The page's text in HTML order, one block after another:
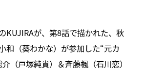
KUJIRAが、第8話で描かれた、秋
和（葵わかな）が参加した“元カ
（戸塚純貴）＆斉藤楓（石川恋）